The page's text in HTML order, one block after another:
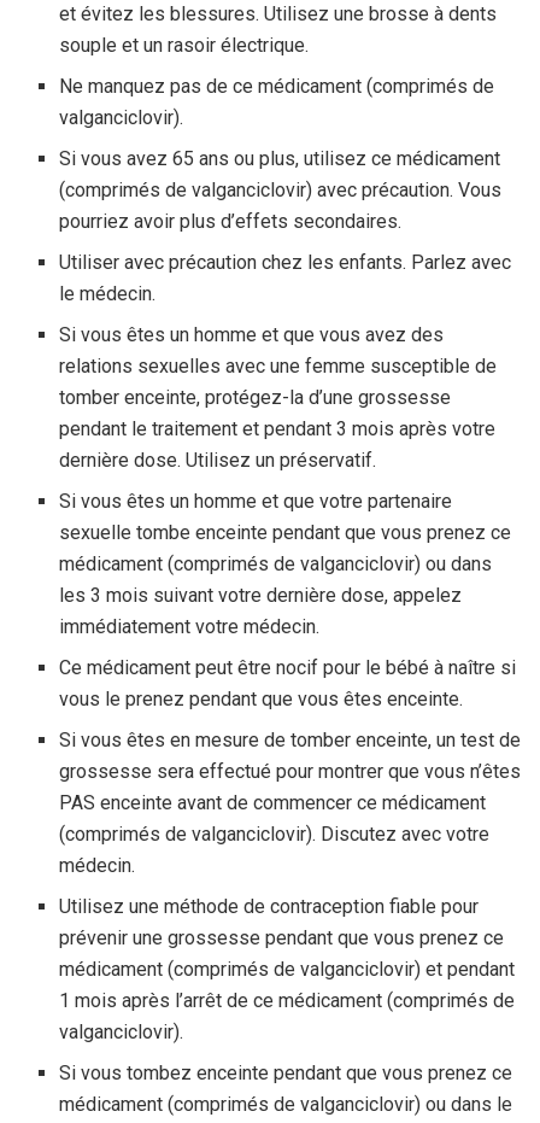
et évitez les blessures. Utilisez une brosse à dents
souple et un rasoir électrique.
Ne manquez pas de ce médicament (comprimés de
valganciclovir).
Si vous avez 65 ans ou plus, utilisez ce médicament
(comprimés de valganciclovir) avec précaution. Vous
pourriez avoir plus d’effets secondaires.
Utiliser avec précaution chez les enfants. Parlez avec
le médecin.
Si vous êtes un homme et que vous avez des
relations sexuelles avec une femme susceptible de
tomber enceinte, protégez-la d’une grossesse
pendant le traitement et pendant 3 mois après votre
dernière dose. Utilisez un préservatif.
Si vous êtes un homme et que votre partenaire
sexuelle tombe enceinte pendant que vous prenez ce
médicament (comprimés de valganciclovir) ou dans
les 3 mois suivant votre dernière dose, appelez
immédiatement votre médecin.
Ce médicament peut être nocif pour le bébé à naître si
vous le prenez pendant que vous êtes enceinte.
Si vous êtes en mesure de tomber enceinte, un test de
grossesse sera effectué pour montrer que vous n’êtes
PAS enceinte avant de commencer ce médicament
(comprimés de valganciclovir). Discutez avec votre
médecin.
Utilisez une méthode de contraception fiable pour
prévenir une grossesse pendant que vous prenez ce
médicament (comprimés de valganciclovir) et pendant
1 mois après l’arrêt de ce médicament (comprimés de
valganciclovir).
Si vous tombez enceinte pendant que vous prenez ce
médicament (comprimés de valganciclovir) ou dans le